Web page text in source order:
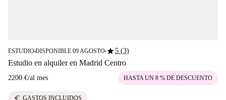
ESTUDIO■DISPONIBLE 09 AGOSTO■star5 (3)
Estudio en alquiler en Madrid Centro
2200 €/al mes HASTA UN 8 % DE DESCUENTO
euro GASTOS INCLUIDOS